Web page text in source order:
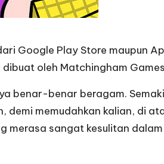
Google Play Store maupun
oleh Matchingham
benar-benar beragam.
memudahkan kalian, di
merasa sangat kesulitan